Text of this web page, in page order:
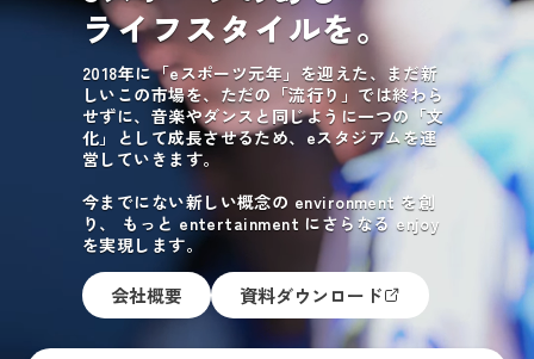
ライフスタイルを。
2018年に「eスポーツ元年」を迎えた、まだ新
しいこの市場を、ただの「流行り」では終わら
せずに、音楽やダンスと同じように一つの「文
化」として成長させるため、eスタジアムを運
営していきます。
今までにない新しい概念の environment を創
り、
もっと entertainment にさらなる enjoy
を実現します。
会社概要 資料ダウンロード